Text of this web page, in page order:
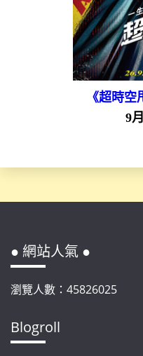
《超時空
9
● 網站人氣 ●
瀏覽人數：45826025
Blogroll